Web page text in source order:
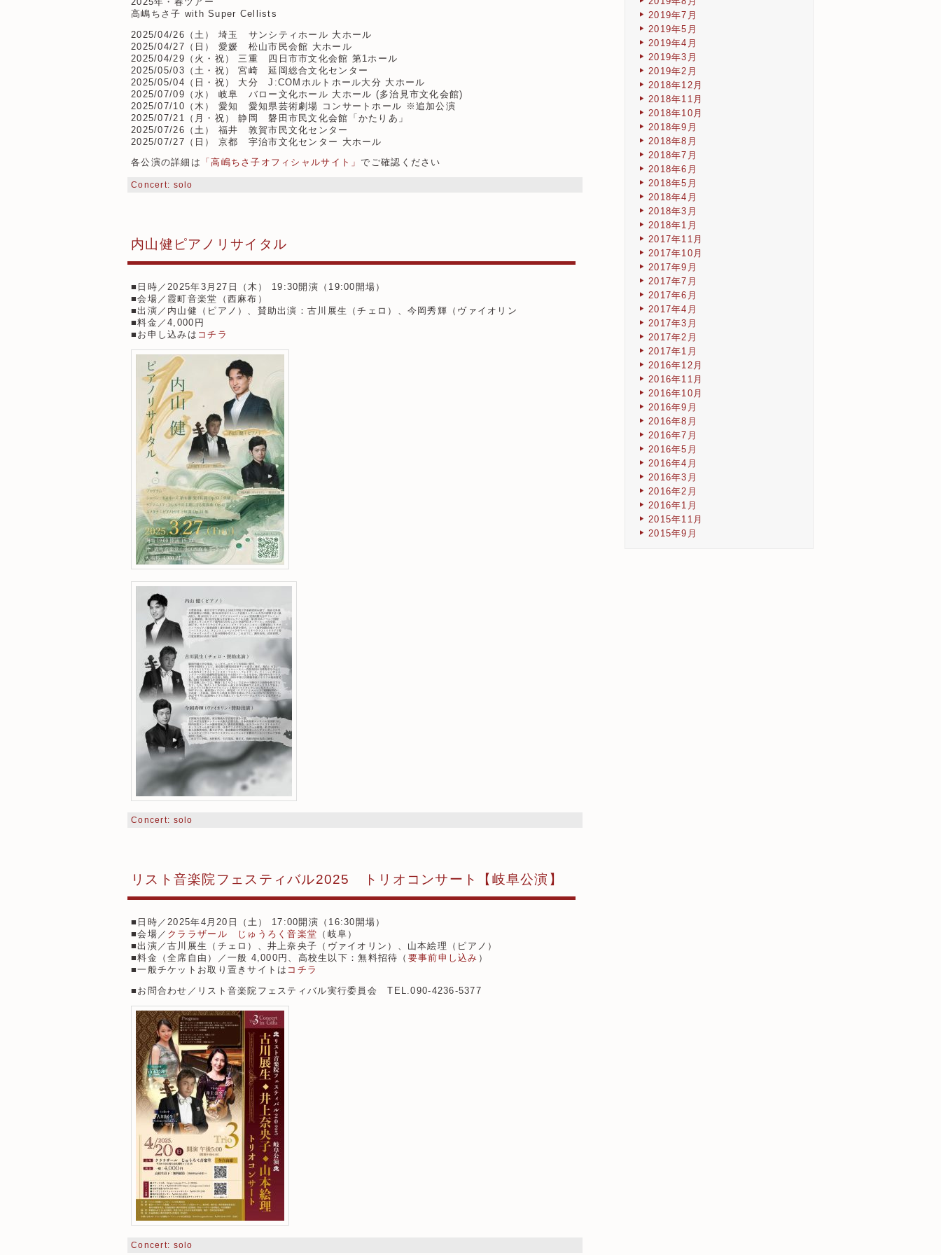
高嶋ちさ子 with Super Cellists
2025/04/26（土） 埼玉 サンシティホール 大ホール
2025/04/27（日） 愛媛 松山市民会館 大ホール
2025/04/29（火・祝） 三重 四日市市文化会館 第1ホール
2025/05/03（土・祝） 宮崎 延岡総合文化センター
2025/05/04（日・祝） 大分 J:COMホルトホール大分 大ホール
2025/07/09（水） 岐阜 バロー文化ホール 大ホール (多治見市文化会館)
2025/07/10（木） 愛知 愛知県芸術劇場 コンサートホール ※追加公演
2025/07/21（月・祝） 静岡 磐田市民文化会館「かたりあ」
2025/07/26（土） 福井 敦賀市民文化センター
2025/07/27（日） 京都 宇治市文化センター 大ホール
各公演の詳細は 「高嶋ちさ子オフィシャルサイト」でご確認ください
Concert: solo
内山健ピアノリサイタル
■日時／2025年3月27日（木） 19:30開演（19:00開場）
■会場／霞町音楽堂（西麻布）
■出演／内山健（ピアノ）、賛助出演：古川展生（チェロ）、今岡秀輝（ヴァイオリン
■料金／4,000円
■お申し込みは コチラ
Concert: solo
リスト音楽院フェスティバル2025 トリオコンサート【岐阜公演】
■日時／2025年4月20日（土） 17:00開演（16:30開場）
■会場／ クララザール じゅうろく音楽堂 （岐阜）
■出演／古川展生（チェロ）、井上奈央子（ヴァイオリン）、山本絵理（ピアノ）
■料金（全席自由）／一般 4,000円、高校生以下：無料招待（ 要事前申し込み ）
■一般チケットお取り置きサイトは コチラ
■お問合わせ／リスト音楽院フェスティバル実行委員会 TEL.090-4236-5377
Concert: solo
2019年7月
2019年5月
2019年4月
2019年3月
2019年2月
2018年12月
2018年11月
2018年10月
2018年9月
2018年8月
2018年7月
2018年6月
2018年5月
2018年4月
2018年3月
2018年1月
2017年11月
2017年10月
2017年9月
2017年7月
2017年6月
2017年4月
2017年3月
2017年2月
2017年1月
2016年12月
2016年11月
2016年10月
2016年9月
2016年8月
2016年7月
2016年5月
2016年4月
2016年3月
2016年2月
2016年1月
2015年11月
2015年9月